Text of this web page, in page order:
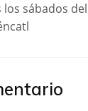
sábados